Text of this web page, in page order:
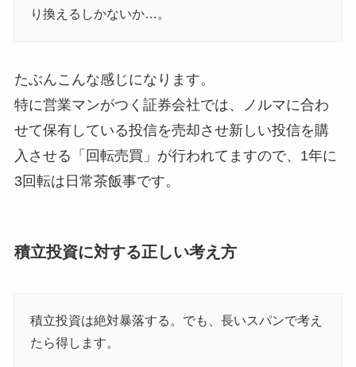
り換えるしかないか…。
たぶんこんな感じになります。
特に営業マンがつく証券会社では、ノルマに合わ
せて保有している投信を売却させ新しい投信を購
入させる「回転売買」が行われてますので、1年に
3回転は日常茶飯事です。
積立投資に対する正しい考え方
積立投資は絶対暴落する。でも、長いスパンで考え
たら得します。